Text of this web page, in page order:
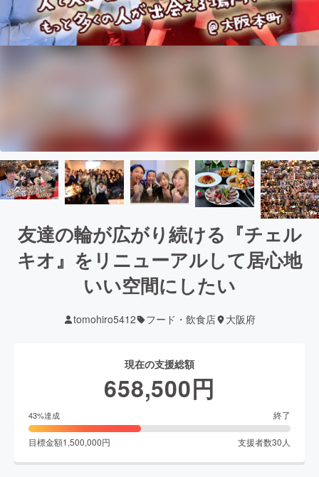
友達の輪が広がり続ける『チェル
キオ』をリニューアルして居心地
いい空間にしたい
tomohiro5412 フード・飲食店 大阪府
現在の支援総額
658,500円
43%達成 終了
目標金額1,500,000円 支援者数30 人